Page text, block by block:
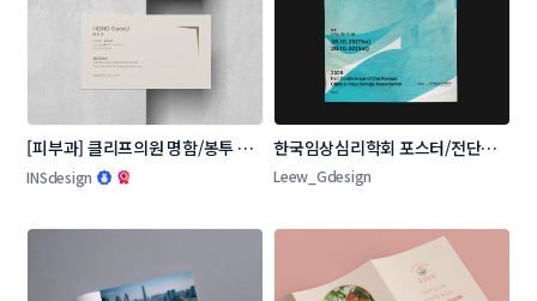
[피부과] 클리프의원 명함/봉투 콘
테스트
INSdesign
한국임상심리학회 포스터/전단지
콘테스트
Leew_Gdesign